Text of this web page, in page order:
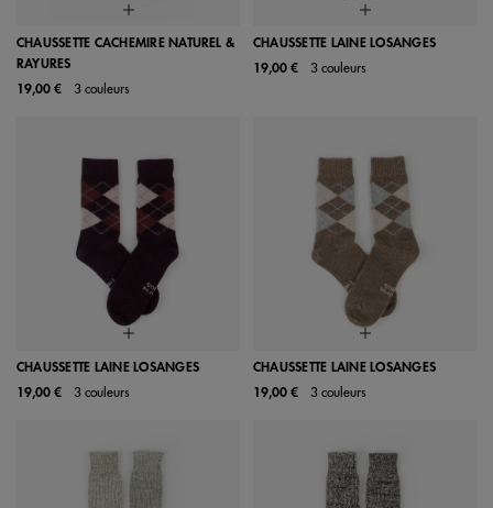
CHAUSSETTE CACHEMIRE NATUREL &
RAYURES
19,00 €
3 couleurs
CHAUSSETTE LAINE LOSANGES
19,00 €
3 couleurs
CHAUSSETTE LAINE LOSANGES
19,00 €
3 couleurs
CHAUSSETTE LAINE LOSANGES
19,00 €
3 couleurs